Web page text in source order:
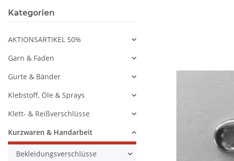
Kategorien
AKTIONSARTIKEL 50%
Garn & Faden
Gurte & Bänder
Klebstoff, Öle & Sprays
Klett- & Reißverschlüsse
Kurzwaren & Handarbeit
Bekleidungsverschlüsse